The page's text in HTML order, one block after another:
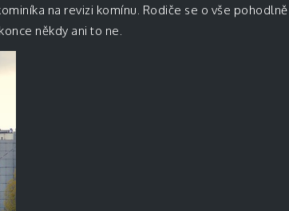
na revizi komínu. Rodiče se o vše pohodlně
někdy ani to ne.